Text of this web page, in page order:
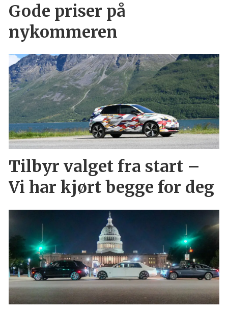
Gode priser på
nykommeren
Tilbyr valget fra start –
Vi har kjørt begge for deg